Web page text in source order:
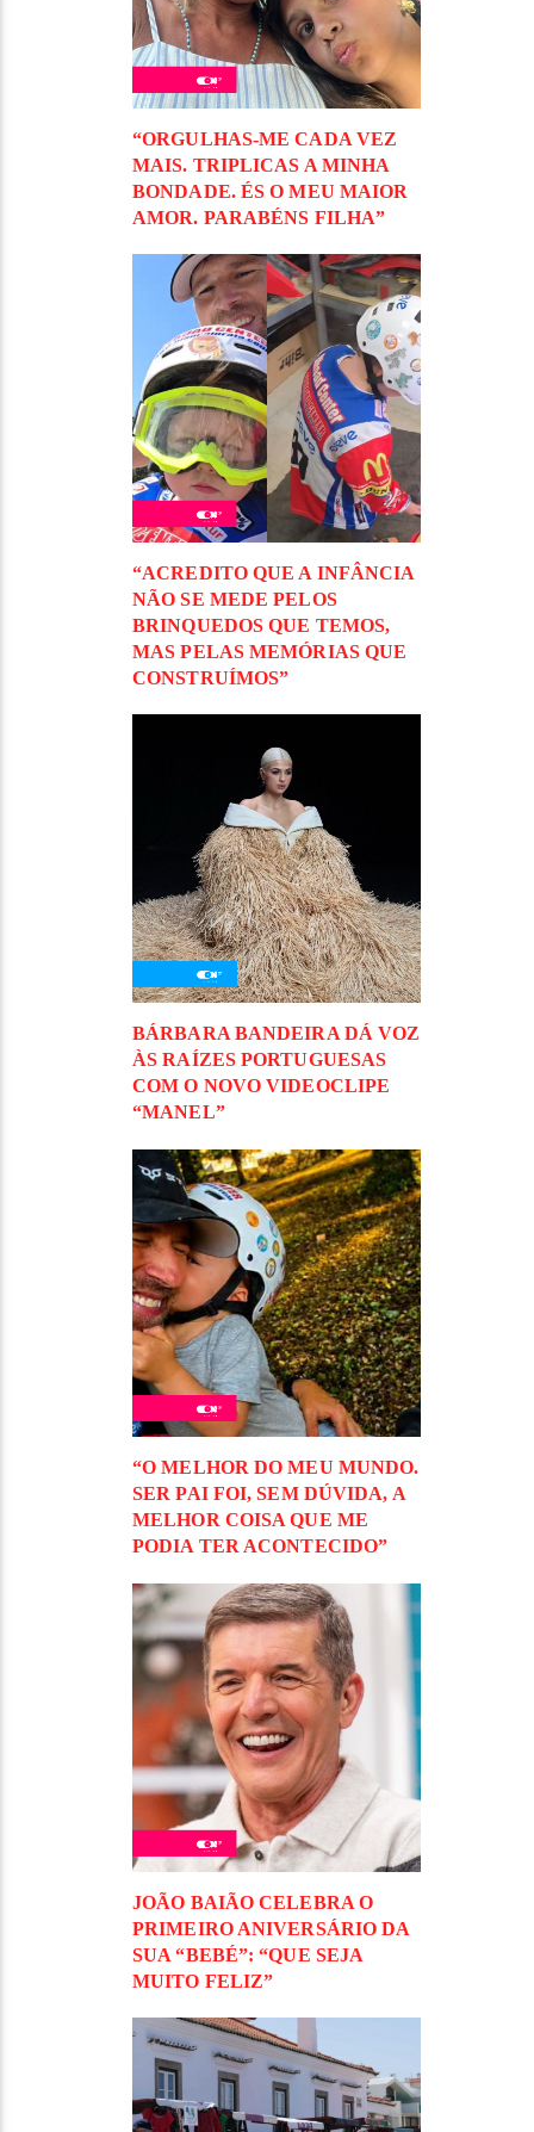
“ORGULHAS-ME CADA VEZ
MAIS. TRIPLICAS A MINHA
BONDADE. ÉS O MEU MAIOR
AMOR. PARABÉNS FILHA”
“ACREDITO QUE A INFÂNCIA
NÃO SE MEDE PELOS
BRINQUEDOS QUE TEMOS,
MAS PELAS MEMÓRIAS QUE
CONSTRUÍMOS”
BÁRBARA BANDEIRA DÁ VOZ
ÀS RAÍZES PORTUGUESAS
COM O NOVO VIDEOCLIPE
“MANEL”
“O MELHOR DO MEU MUNDO.
SER PAI FOI, SEM DÚVIDA, A
MELHOR COISA QUE ME
PODIA TER ACONTECIDO”
JOÃO BAIÃO CELEBRA O
PRIMEIRO ANIVERSÁRIO DA
SUA “BEBÉ”: “QUE SEJA
MUITO FELIZ”